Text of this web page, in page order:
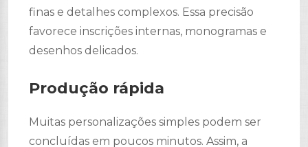
finas e detalhes complexos. Essa precisão
favorece inscrições internas, monogramas e
desenhos delicados.
Produção rápida
Muitas personalizações simples podem ser
concluídas em poucos minutos. Assim, a